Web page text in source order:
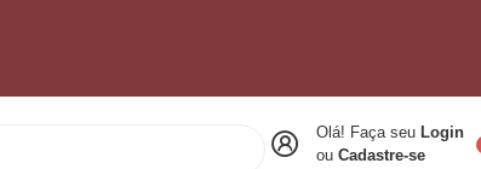
Olá! Faça seu Login
ou Cadastre-se